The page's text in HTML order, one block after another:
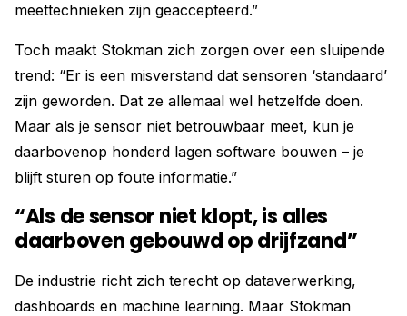
meettechnieken zijn geaccepteerd.”
Toch maakt Stokman zich zorgen over een sluipende
trend: “Er is een misverstand dat sensoren ‘standaard’
zijn geworden. Dat ze allemaal wel hetzelfde doen.
Maar als je sensor niet betrouwbaar meet, kun je
daarbovenop honderd lagen software bouwen – je
blijft sturen op foute informatie.”
“Als de sensor niet klopt, is alles
daarboven gebouwd op drijfzand”
De industrie richt zich terecht op dataverwerking,
dashboards en machine learning. Maar Stokman